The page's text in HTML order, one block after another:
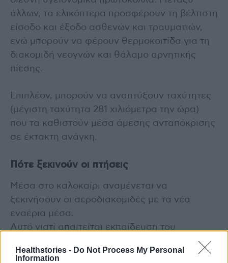
Healthstories - Do Not Process My Personal
Information
άλλων, τα ελικόπτερα προσφέρουν τη βέλτιστη
είσοδο και έξοδο ασθενών και τραυματιών,
ενώ μπορούν να φέρουν θερμοκοιτίδα για τη
διακομιδή νεογνών και θάλαμο αρνητικής
πίεσης.
Επιπλέον, μπορούν να αναπτύξουν ταχύτητες
(μέγιστη ταχύτητα 281 χιλιόμετρα την ώρα)
που τα καθιστούν μέσα άμεσης ανταπόκρισης
σε έκτακτη ανάγκη.
Πότε ξεκινούν οι πτήσεις
Μέσα στο καλοκαίρι αναμένεται να
ξεκινήσουν οι αεροδιακομιδές με τα νέα
εναέρια μέσα.
Αυτό γιατί απαιτείται εκπαίδευση του
ιπτάμενου και τεχνικού προσωπικού τόσο στα
ελικόπτερα όσο και στα αεροπλάνα.